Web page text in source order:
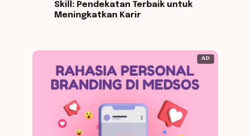
Skill: Pendekatan Terbaik untuk
Meningkatkan Karir
AD